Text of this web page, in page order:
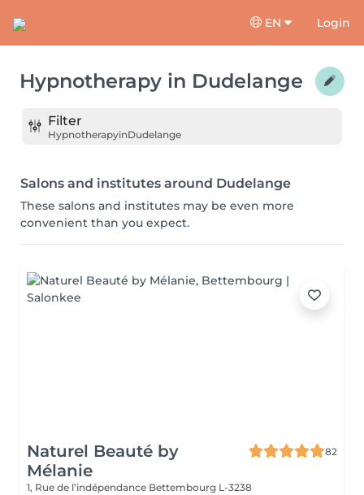
EN Login
Hypnotherapy in Dudelange
Filter
HypnotherapyinDudelange
Salons and institutes around Dudelange
These salons and institutes may be even more
convenient than you expect.
Naturel Beauté by
Mélanie
82
1, Rue de l’indépendance Bettembourg L-3238